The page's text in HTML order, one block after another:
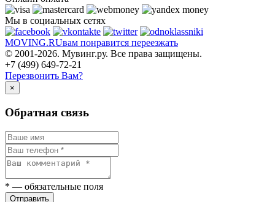
Мы в социальных сетях
MOVING.RUвам понравится переезжать
© 2001-2026. Мувинг.ру. Все права защищены.
+7 (499) 649-72-21
Перезвонить Вам?
×
Обратная связь
* — обязательные поля
Отправить